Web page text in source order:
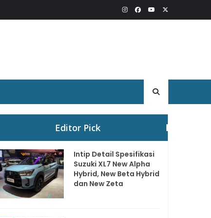
Editor Pick
Intip Detail Spesifikasi
Suzuki XL7 New Alpha
Hybrid, New Beta Hybrid
dan New Zeta